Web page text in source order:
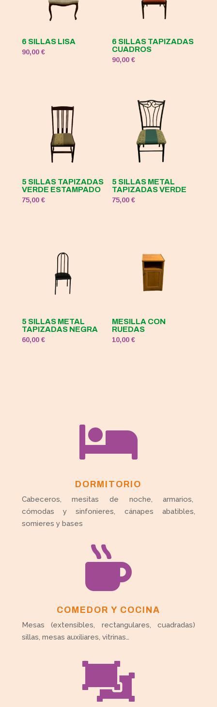
6 SILLAS LISA
90,00 €
6 SILLAS TAPIZADAS
CUADROS
90,00€
5 SILLAS TAPIZADAS
VERDE ESTAMPADO
75,00 €
5 SILLAS METAL
TAPIZADAS VERDE
75,00€
5 SILLAS METAL
TAPIZADAS NEGRA
60,00 €
MESILLA CON
RUEDAS
10,00€

DORMITORIO
Cabeceros, mesitas de noche, armarios,
cómodas y sinfonieres, cánapes abatibles,
somieres y bases

COMEDOR Y COCINA
Mesas (extensibles, rectangulares, cuadradas)
sillas, mesas auxiliares, vitrinas…
